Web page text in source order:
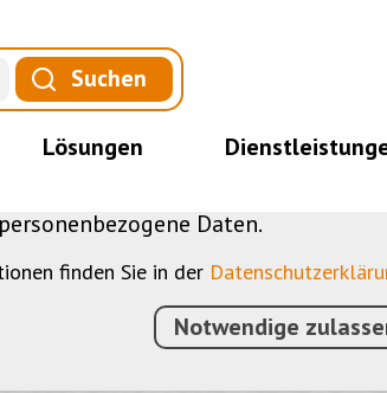
Suchen
Lösungen
›MARU›ICONS›
VERWENDET COOKIES
verschiedene Cookies: Einige sind
ermöglichen Ihnen mehr
besser zu verstehen. Sie sind
personenbezogene Daten.
finden Sie in der
Notwendige